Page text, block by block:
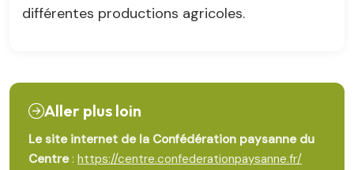
différentes productions agricoles.
Aller plus loin
Le site internet de la Confédération paysanne du
Centre: https://centre.confederationpaysanne.fr/